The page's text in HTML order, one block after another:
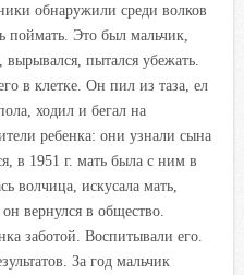
обнаружили среди волков
поймать. Это был мальчик,
пытался убежать.
в клетке. Он пил из таза, ел
ходил и бегал на
ребенка: они узнали сына
в 1951 г. мать была с ним в
волчица, искусала мать,
вернулся в общество.
заботой. Воспитывали его.
За год мальчик